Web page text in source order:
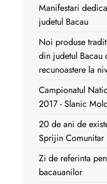
Manifestari
judetul Bacau
Noi produse
din judetul Bacau
recunoastere la
Campionatul
2017 - Slanic
20 de ani de
Sprijin Comunitar
Zi de referinta
bacauanilor